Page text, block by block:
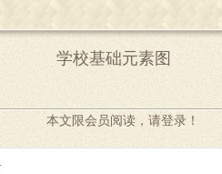
学校基础元素图
本文限会员阅读，请登录！